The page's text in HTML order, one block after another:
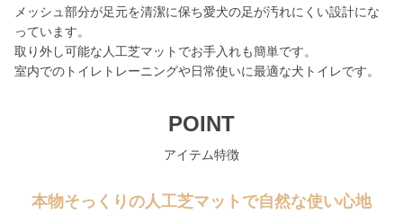
メッシュ部分が足元を清潔に保ち愛犬の足が汚れにくい設計にな
っています。
取り外し可能な人工芝マットでお手入れも簡単です。
室内でのトイレトレーニングや日常使いに最適な犬トイレです。
POINT
アイテム特徴
本物そっくりの人工芝マットで自然な使い心地